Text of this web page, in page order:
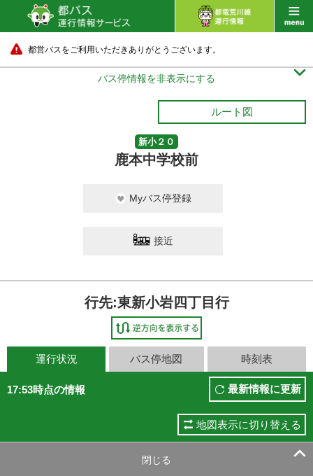
都営バスをご利用いただきありがとうございます。
バス停情報を非表示にする 
ルート図
新小２０
鹿本中学校前
Myバス停登録
接近
行先:東新小岩四丁目行
運行状況 バス停地図 時刻表
17:53時点の情報 最新情報に更新
地図表示に切り替える
閉じる 